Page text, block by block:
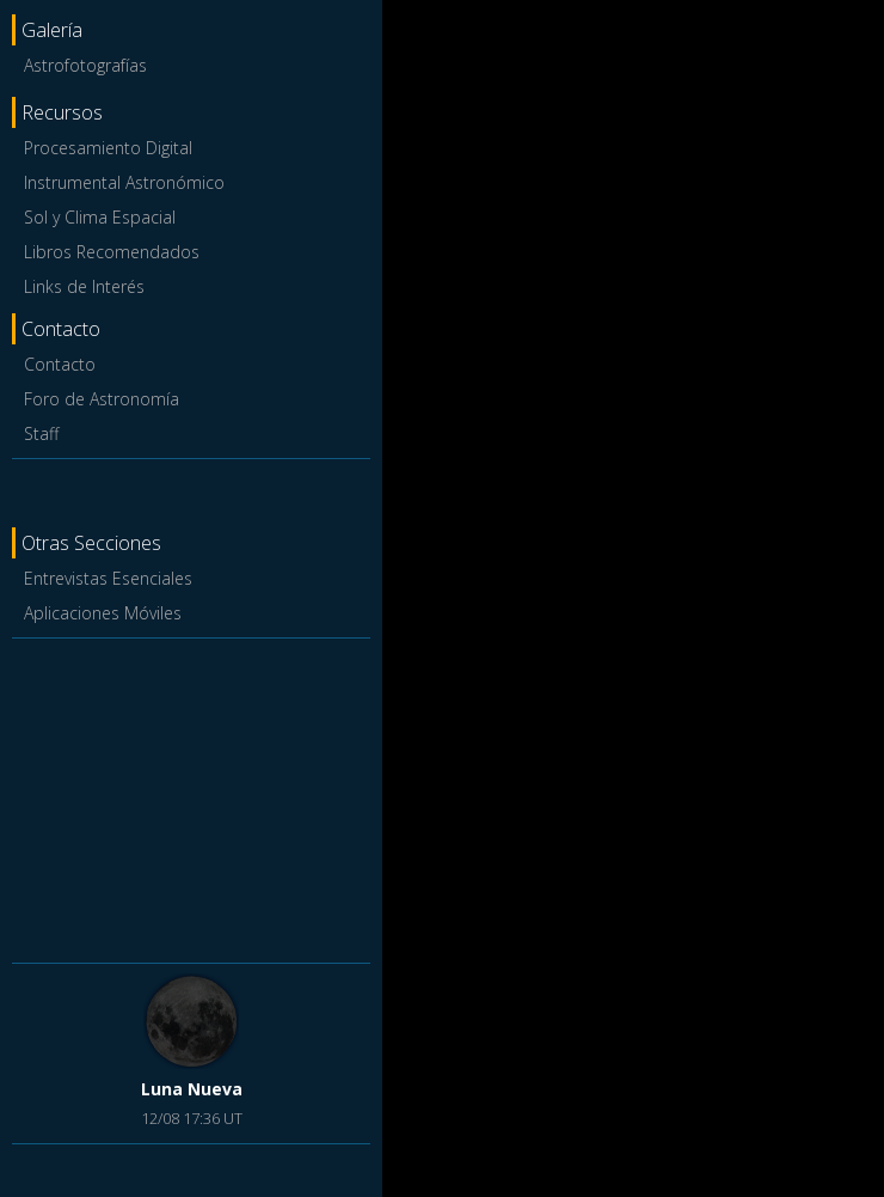
Galería
Astrofotografías
Recursos
Procesamiento Digital
Instrumental Astronómico
Sol y Clima Espacial
Libros Recomendados
Links de Interés
Contacto
Contacto
Foro de Astronomía
Staff
Otras Secciones
Entrevistas Esenciales
Aplicaciones Móviles
Luna Nueva
12/08 17:36 UT